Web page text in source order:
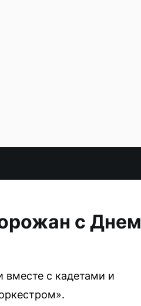
с Днем
вместе с кадетами и